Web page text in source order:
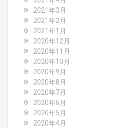
2021年3月
2021年2月
2021年1月
2020年12月
2020年11月
2020年10月
2020年9月
2020年8月
2020年7月
2020年6月
2020年5月
2020年4月